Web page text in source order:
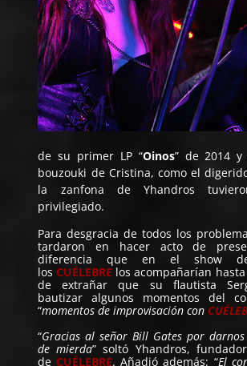
de su primer LP “Oinos” de 2014
bouzouki de Cristina, como el
la zanfona de Yhandros
privilegiado.
Para desgracia de todos los
tardaron en hacer acto de
diferencia que en el show
los CUÉLEBRE los acompañarían
de extrañar que su flautista
bautizar algunos momentos del
“momentos de improvisación con
“Gracias al señor Bill Gates por darnos
de mierda” soltó Yhandros,
de CUÉLEBRE. Añadió además: “El